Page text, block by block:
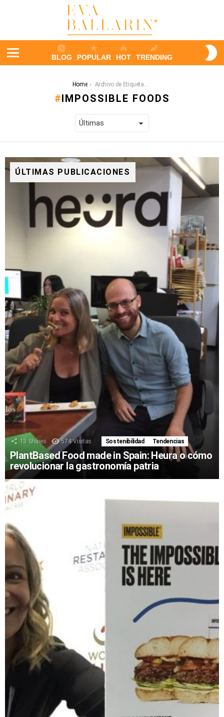
BLOG POPULAR HOT TRENDING
Home Archivo de Etiqueta: impossible foods
IMPOSSIBLE FOODS
ÚLTIMAS PUBLICACIONES
13 Shares 574 Visitas Sostenibilidad Tendencias
PlantBased Food made in Spain: Heura o cómo
revolucionar la gastronomía patria